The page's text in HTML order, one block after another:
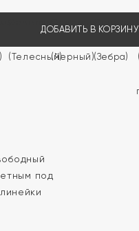
ДОБАВИТЬ В КОРЗИНУ
под